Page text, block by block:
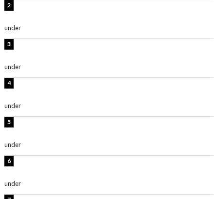
under
under
under
under
under